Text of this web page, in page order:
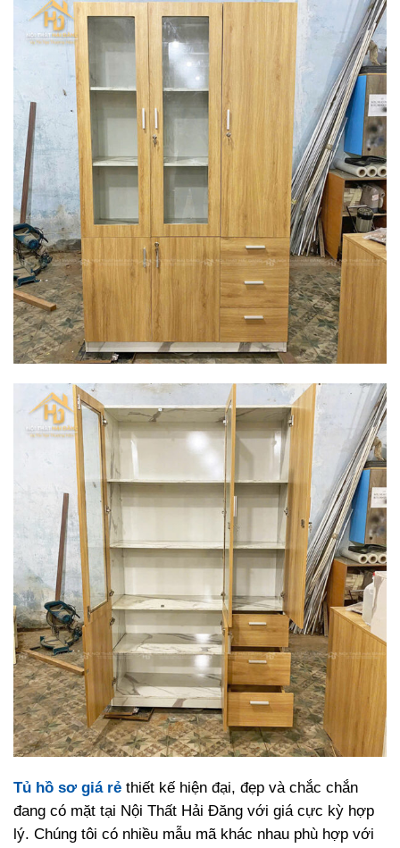
Tủ hồ sơ giá rẻ thiết kế hiện đại, đẹp và chắc chắn
đang có mặt tại Nội Thất Hải Đăng với giá cực kỳ hợp
lý. Chúng tôi có nhiều mẫu mã khác nhau phù hợp với